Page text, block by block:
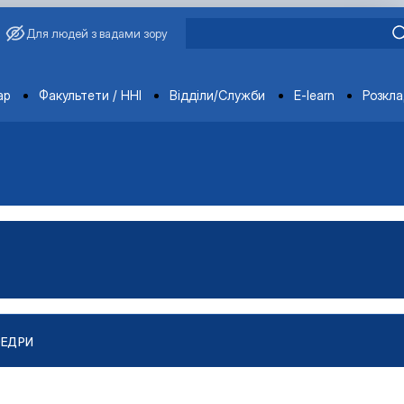
Для людей з вадами зору
Факультети / ННІ Відділи/Служби E-learn